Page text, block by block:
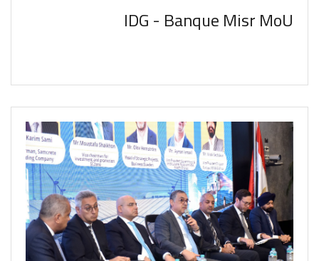
IDG - Banque Misr MoU